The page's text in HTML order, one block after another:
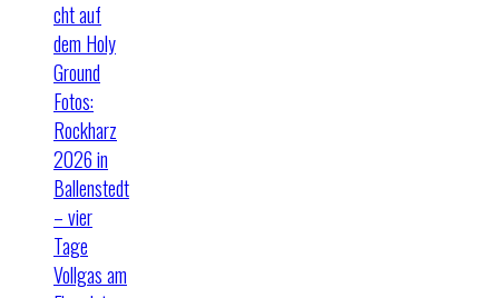
cht auf
dem Holy
Ground
Fotos:
Rockharz
2026 in
Ballenstedt
– vier
Tage
Vollgas am